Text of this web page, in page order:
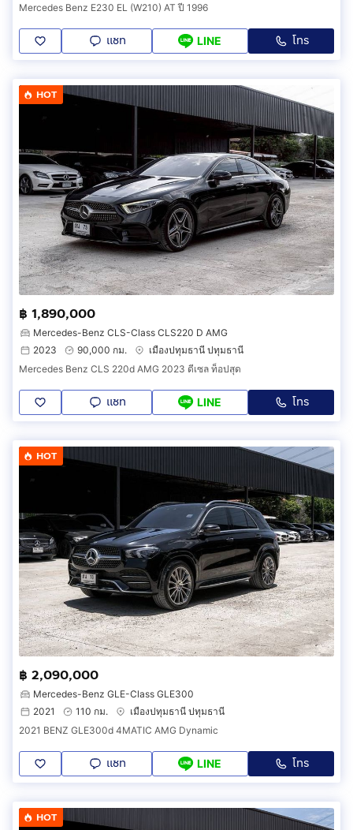
Mercedes Benz E230 EL (W210) AT ปี 1996
แชท LINE โทร
HOT
฿ 1,890,000
Mercedes-Benz CLS-Class CLS220 D AMG
2023
90,000 กม.
เมืองปทุมธานี ปทุมธานี
Mercedes Benz CLS 220d AMG 2023 ดีเซล ท็อปสุด
แชท LINE โทร
HOT
฿ 2,090,000
Mercedes-Benz GLE-Class GLE300
2021
110 กม.
เมืองปทุมธานี ปทุมธานี
2021 BENZ GLE300d 4MATIC AMG Dynamic
แชท LINE โทร
HOT